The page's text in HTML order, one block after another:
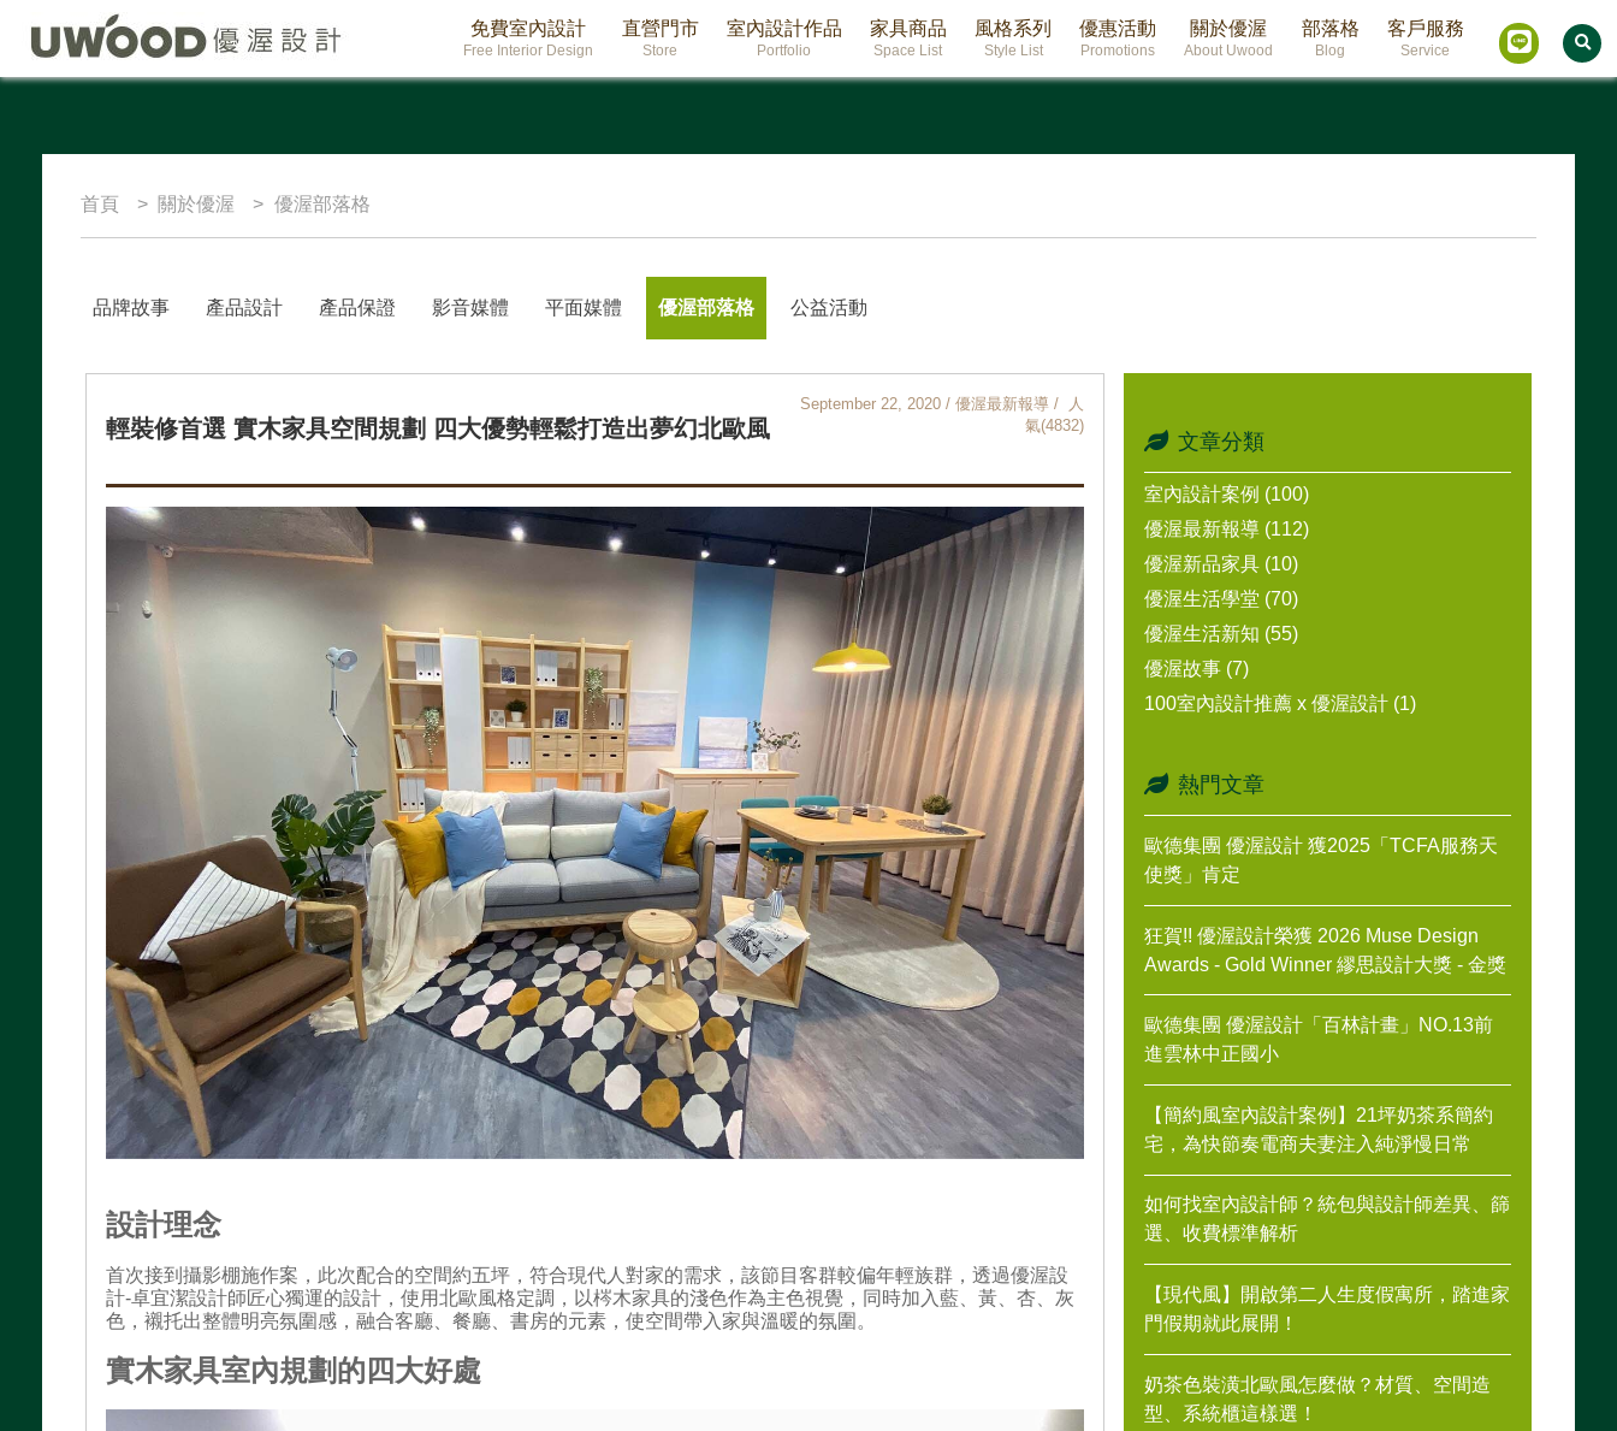
免費室內設計
Free Interior Design
直營門市
Store
室內設計作品
Portfolio
家具商品
Space List
風格系列
Style List
優惠活動
Promotions
關於優渥
About Uwood
部落格
Blog
客戶服務
Service
首頁 關於優渥 優渥部落格
品牌故事 產品設計 產品保證 影音媒體 平面媒體 優渥部落格 公益活動
輕裝修首選 實木家具空間規劃 四大優勢輕鬆打造出夢幻北歐風
September 22, 2020 / 優渥最新報導 / 人
氣(4832)
設計理念
首次接到攝影棚施作案，此次配合的空間約五坪，符合現代人對家的需求，該節目客群較偏年輕族群，透過優渥設
計-卓宜潔設計師匠心獨運的設計，使用北歐風格定調，以梣木家具的淺色作為主色視覺，同時加入藍、黃、杏、灰
色，襯托出整體明亮氛圍感，融合客廳、餐廳、書房的元素，使空間帶入家與溫暖的氛圍。
實木家具室內規劃的四大好處
文章分類
室內設計案例 (100)
優渥最新報導 (112)
優渥新品家具 (10)
優渥生活學堂 (70)
優渥生活新知 (55)
優渥故事 (7)
100室內設計推薦 x 優渥設計 (1)
熱門文章
歐德集團 優渥設計 獲2025「TCFA服務天
使獎」肯定
狂賀!! 優渥設計榮獲 2026 Muse Design
Awards - Gold Winner 繆思設計大獎 - 金獎
歐德集團 優渥設計「百林計畫」NO.13前
進雲林中正國小
【簡約風室內設計案例】21坪奶茶系簡約
宅，為快節奏電商夫妻注入純淨慢日常
如何找室內設計師？統包與設計師差異、篩
選、收費標準解析
【現代風】開啟第二人生度假寓所，踏進家
門假期就此展開！
奶茶色裝潢北歐風怎麼做？材質、空間造
型、系統櫃這樣選！